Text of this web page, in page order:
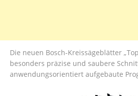
Die neuen Bosch-Kreissägeblätter
besonders präzise und saubere
anwendungsorientiert aufgebaute